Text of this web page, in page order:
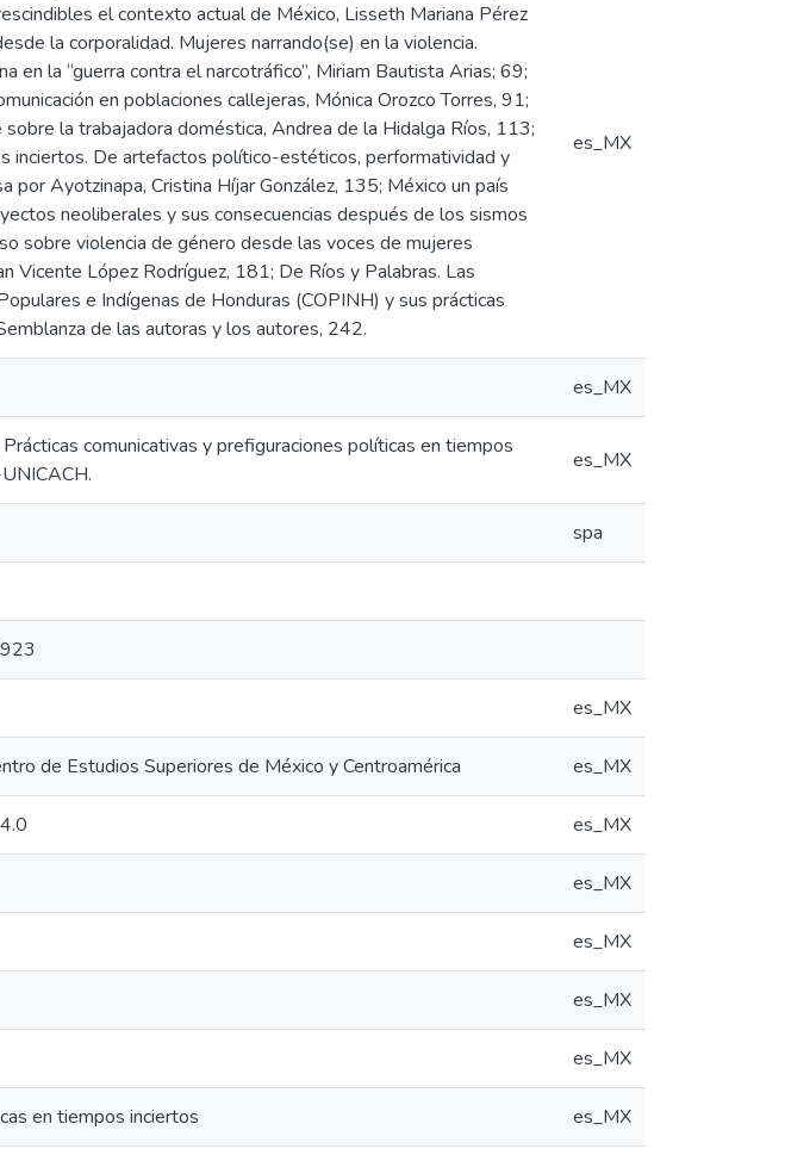
el contexto actual de México, Lisseth Mariana Pérez
la corporalidad. Mujeres narrando(se) en la violencia.
en la “guerra contra el narcotráfico”, Miriam Bautista Arias; 69;
en poblaciones callejeras, Mónica Orozco Torres, 91;
la trabajadora doméstica, Andrea de la Hidalga Ríos, 113;
inciertos. De artefactos político-estéticos, performatividad y
por Ayotzinapa, Cristina Híjar González, 135; México un país
neoliberales y sus consecuencias después de los sismos
sobre violencia de género desde las voces de mujeres
Vicente López Rodríguez, 181; De Ríos y Palabras. Las
e Indígenas de Honduras (COPINH) y sus prácticas
de las autoras y los autores, 242.
es_MX
es_MX
comunicativas y prefiguraciones políticas en tiempos
es_MX
spa
es_MX
de Estudios Superiores de México y Centroamérica es_MX
es_MX
es_MX
es_MX
es_MX
es_MX
en tiempos inciertos es_MX